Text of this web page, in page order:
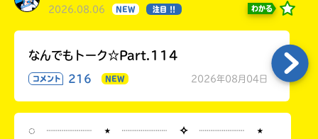
2026.08.06 NEW 注目 !! わかる
なんでもトーク☆Part.114
コメント 216 NEW 2026年08月04日
◌ ┈┈┈┈ ⋆ ┈┈┈┈ ✧ ┈┈┈┈ ⋆